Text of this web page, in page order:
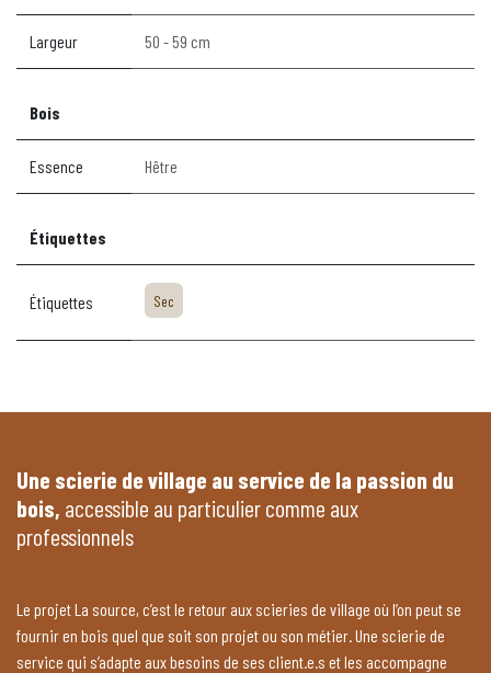
Largeur 50 - 59 cm
Bois
Essence Hêtre
Étiquettes
Étiquettes Sec
Une scierie de village au service de la passion du
bois, accessible au particulier comme aux
professionnels
Le projet La source, c’est le retour aux scieries de village où l’on peut se
fournir en bois quel que soit son projet ou son métier. Une scierie de
service qui s’adapte aux besoins de ses client.e.s et les accompagne